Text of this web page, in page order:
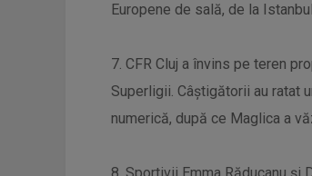
Europene de sală, de la
7. CFR Cluj a învins pe teren
Superligii. Câștigătorii au ratat
numerică, după ce Maglica a